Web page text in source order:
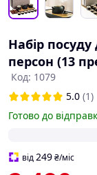
Набір
персон (13
Код: 1079
5.0 (1)
Готово до
від249₴/міс